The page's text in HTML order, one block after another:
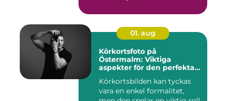
01. aug
Körkortsfoto på
Östermalm: Viktiga
aspekter för den perfekta
Körkortsbilden kan tyckas
vara en enkel formalitet,